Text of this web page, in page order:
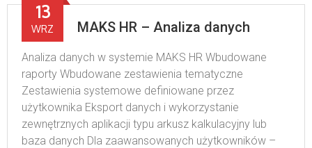
MAKS HR – Analiza danych
13
WRZ
Analiza danych w systemie MAKS HR Wbudowane
raporty Wbudowane zestawienia tematyczne
Zestawienia systemowe definiowane przez
użytkownika Eksport danych i wykorzystanie
zewnętrznych aplikacji typu arkusz kalkulacyjny lub
baza danych Dla zaawansowanych użytkowników –